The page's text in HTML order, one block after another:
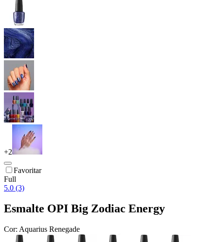
+2
Favoritar
Full
5.0 (3)
Esmalte OPI Big Zodiac Energy
Cor: Aquarius Renegade